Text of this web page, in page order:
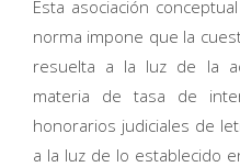
Esta asociación
norma impone que la
resuelta a la luz de la
materia de tasa de
honorarios judiciales de
a la luz de lo establecido